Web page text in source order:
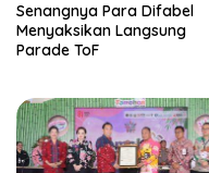
Senangnya Para Difabel
Menyaksikan Langsung
Parade ToF